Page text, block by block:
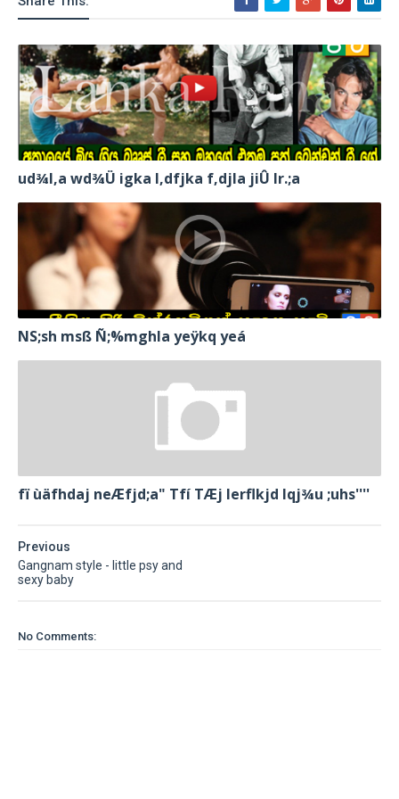
ud¾I,a wd¾Ü igka l,dfjka f,djla jiÛ lr.;a
NS;sh msß Ñ;%mghla yeÿkq yeá
fï ùäfhdaj neÆfjd;a" Tfí TÆj lerflkjd Iqj¾u ;uhs''''
Previous
Gangnam style - little psy and
sexy baby
No Comments: